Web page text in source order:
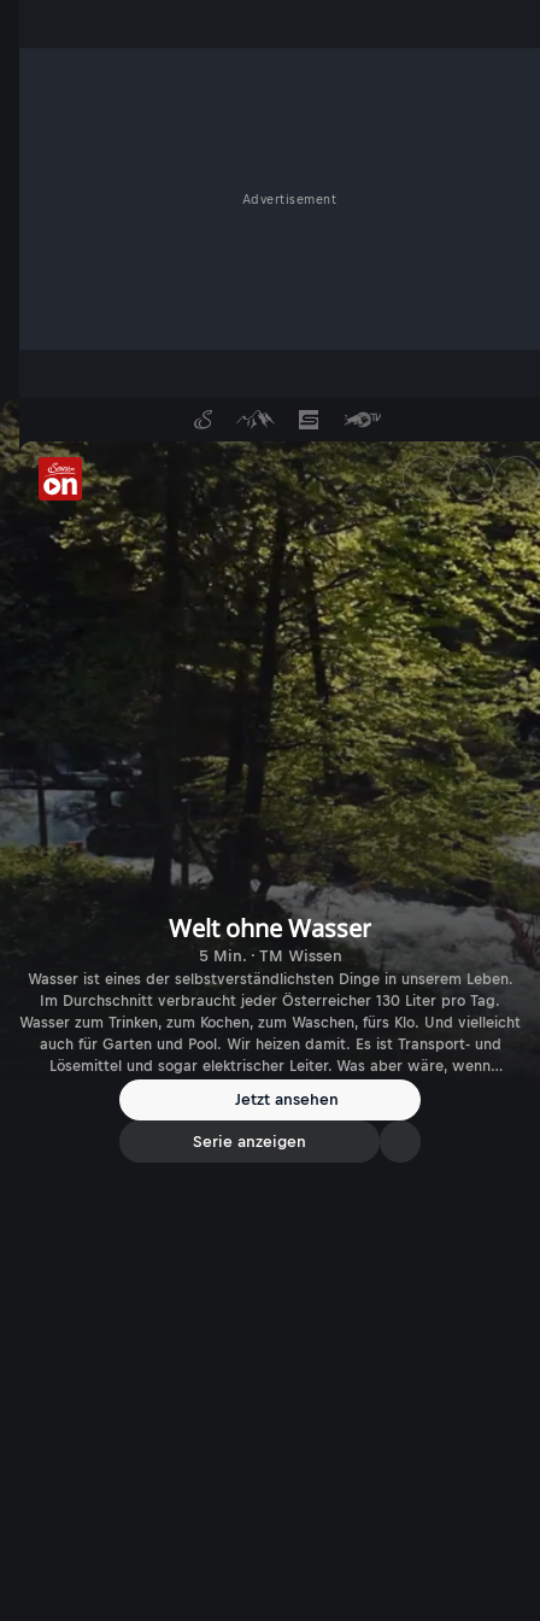
Advertisement
Wie wäre eine Welt ohne
Welt ohne Wasser
5 Min. · TM Wissen
Wasser ist eines der selbstverständlichsten Dinge in unserem Leben.
Im Durchschnitt verbraucht jeder Österreicher 130 Liter pro Tag.
Wasser zum Trinken, zum Kochen, zum Waschen, fürs Klo. Und vielleicht
auch für Garten und Pool. Wir heizen damit. Es ist Transport- und
Lösemittel und sogar elektrischer Leiter. Was aber wäre, wenn
sämtliche Quellen einfach versiegen würden? Was, wenn es plötzlich
nicht mehr regnet?
Jetzt ansehen
Serie anzeigen